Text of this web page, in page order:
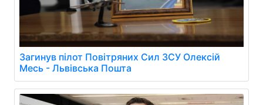
Загинув пілот Повітряних Сил ЗСУ Олексій
Месь - Львівська Пошта